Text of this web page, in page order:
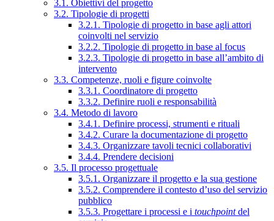
3.1. Obiettivi del progetto
3.2. Tipologie di progetti
3.2.1. Tipologie di progetto in base agli attori
coinvolti nel servizio
3.2.2. Tipologie di progetto in base al focus
3.2.3. Tipologie di progetto in base all’ambito di
intervento
3.3. Competenze, ruoli e figure coinvolte
3.3.1. Coordinatore di progetto
3.3.2. Definire ruoli e responsabilità
3.4. Metodo di lavoro
3.4.1. Definire processi, strumenti e rituali
3.4.2. Curare la documentazione di progetto
3.4.3. Organizzare tavoli tecnici collaborativi
3.4.4. Prendere decisioni
3.5. Il processo progettuale
3.5.1. Organizzare il progetto e la sua gestione
3.5.2. Comprendere il contesto d’uso del servizio
pubblico
3.5.3. Progettare i processi e i touchpointdel